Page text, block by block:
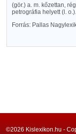
(gör.) a. m. kőzettan,
petrográfia helyett (l. o.).
Forrás: Pallas
©2026 Kislexikon.hu -